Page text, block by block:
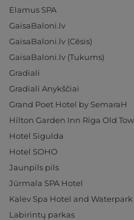
Elamus SPA
GaisaBaloni.lv
GaisaBaloni.lv (Cēsis)
GaisaBaloni.lv (Tukums)
Gradiali
Gradiali Anykščiai
Grand Poet Hotel by SemaraH
Hilton Garden Inn Riga Old
Hotel Sigulda
Hotel SOHO
Jaunpils pils
Jūrmala SPA Hotel
Kalev Spa Hotel and Waterpark
Labirintų parkas